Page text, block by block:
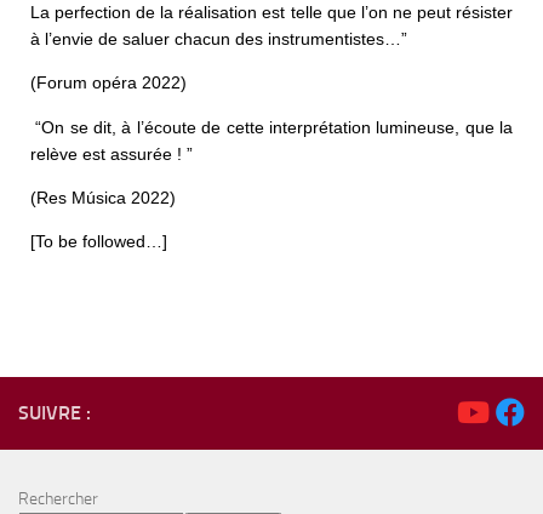
La perfection de la réalisation est telle que l’on ne peut résister
à l’envie de saluer chacun des instrumentistes…”
(Forum opéra 2022)
“On se dit, à l’écoute de cette interprétation lumineuse, que la
relève est assurée ! ”
(Res Música 2022)
[To be followed…]
SUIVRE :
Rechercher